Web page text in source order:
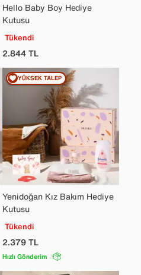
Hello Baby Boy Hediye
Kutusu
Tükendi
2.844TL
Yenidoğan Kız Bakım Hediye
Kutusu
Tükendi
2.379TL
Hızlı Gönderim
YÜKSEK TALEP